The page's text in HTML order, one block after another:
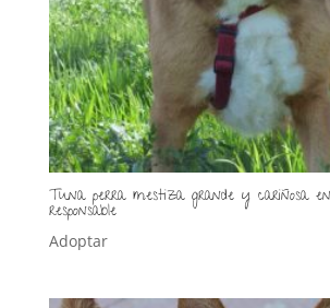
Tuna perra mestiza grande y cariñosa en
responsable
Adoptar